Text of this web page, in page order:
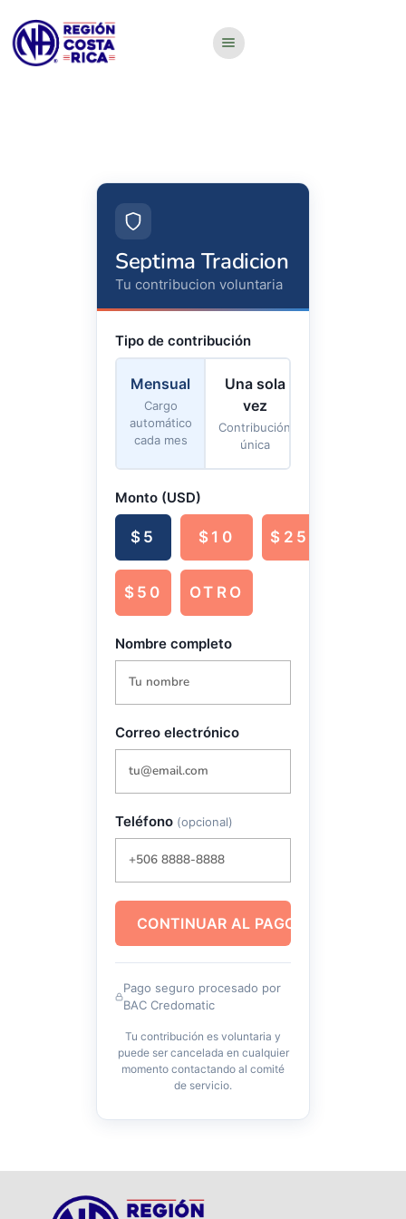
Septima Tradicion
Tu contribucion voluntaria
Tipo de contribución
Mensual
Cargo
automático
cada mes
Una sola
vez
Contribución
única
Monto (USD)
$5 $10 $25
$50 OTRO
Nombre completo
Correo electrónico
Teléfono (opcional)
CONTINUAR AL PAGO
Pago seguro procesado por
BAC Credomatic
Tu contribución es voluntaria y
puede ser cancelada en cualquier
momento contactando al comité
de servicio.